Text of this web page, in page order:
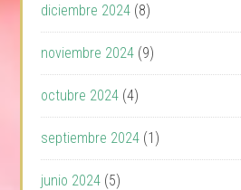
diciembre 2024 (8)
noviembre 2024 (9)
octubre 2024 (4)
septiembre 2024 (1)
junio 2024 (5)